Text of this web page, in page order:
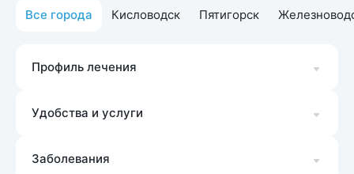
Все города Кисловодск Пятигорск
Профиль лечения
Удобства и услуги
Заболевания